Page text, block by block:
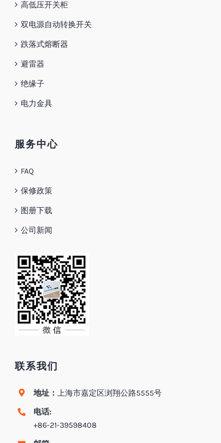
高低压开关柜
双电源自动转换开关
跌落式熔断器
避雷器
绝缘子
电力金具
服务中心
FAQ
保修政策
图册下载
公司新闻
联系我们
地址：上海市嘉定区浏翔公路5555号
电话:
+86-21-39598408